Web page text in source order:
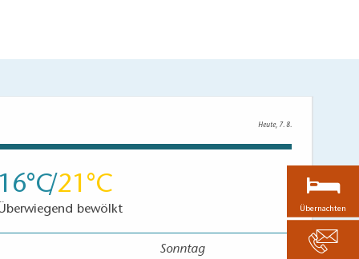
Heute, 7. 8.
16 21
bewölkt
Sonntag
Übernachten